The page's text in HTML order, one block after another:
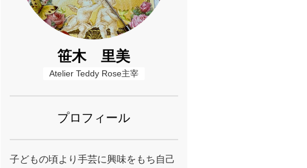
笹木 里美
Atelier Teddy Rose主宰
プロフィール
子どもの頃より手芸に興味をもち自己